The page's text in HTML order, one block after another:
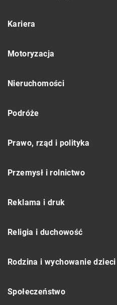
Kariera
Motoryzacja
Nieruchomości
Podróże
Prawo, rząd i polityka
Przemysł i rolnictwo
Reklama i druk
Religia i duchowość
Rodzina i wychowanie dzieci
Społeczeństwo